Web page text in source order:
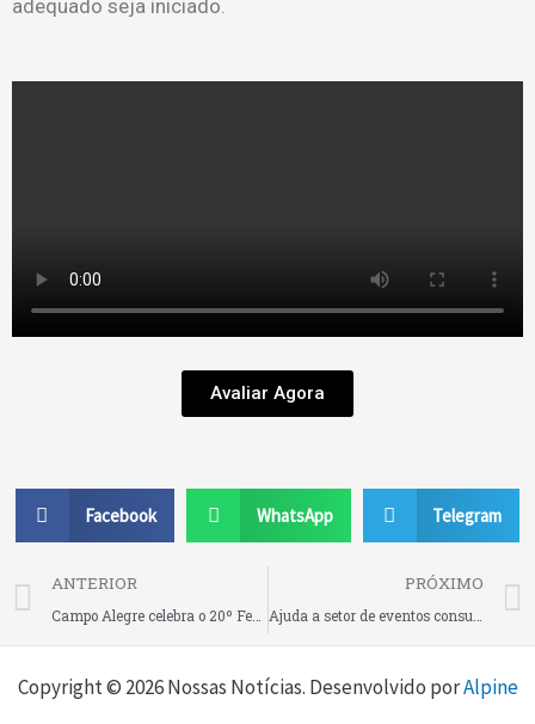
adequado seja iniciado.
Avaliar Agora
Facebook WhatsApp Telegram
Prev
ANTERIOR
Campo Alegre celebra o 20º Festival de Inverno com cultura, gastronomia, música e atrações nacionais
PRÓXIMO
Ajuda a setor de eventos consumiu R$ 15,7 bi até março deste ano, aponta levantamento da Receita Federal
Copyright © 2026 Nossas Notícias. Desenvolvido porAlpine